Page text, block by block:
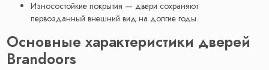
Износостойкие покрытия — двери сохраняют
первозданный внешний вид на долгие годы.
Основные характеристики дверей
Brandoors